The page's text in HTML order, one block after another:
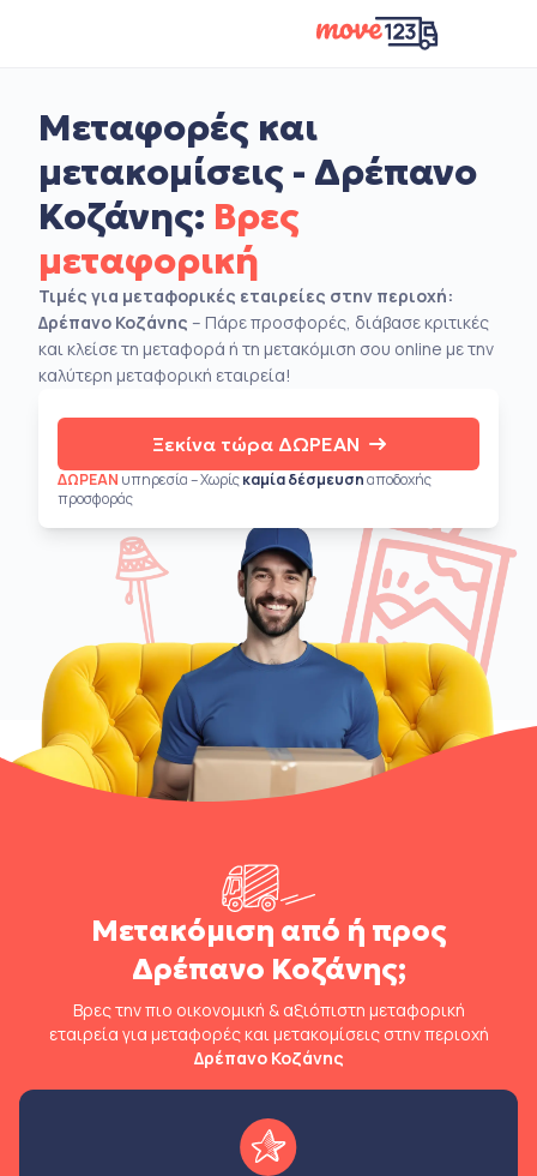
Μεταφορές και
μετακομίσεις - Δρέπανο
Κοζάνης: Βρες
μεταφορική
Τιμές για μεταφορικές εταιρείες στην περιοχή:
Δρέπανο Κοζάνης – Πάρε προσφορές, διάβασε κριτικές
και κλείσε τη μεταφορά ή τη μετακόμιση σου online με την
καλύτερη μεταφορική εταιρεία!
Ξεκίνα τώρα ΔΩΡΕΑΝ
ΔΩΡΕΑΝ υπηρεσία – Χωρίςκαμία δέσμευσηαποδοχής
προσφοράς
Μετακόμιση από ή προς
Δρέπανο Κοζάνης;
Βρες την πιο οικονομική & αξιόπιστη μεταφορική
εταιρεία για μεταφορές και μετακομίσεις στην περιοχή
Δρέπανο Κοζάνης